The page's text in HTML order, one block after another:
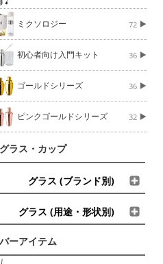
ミクソロジー 72
初心者向け入門キット 36
ゴールドシリーズ 36
ピンクゴールドシリーズ 32
グラス・カップ
グラス (ブランド別)
グラス (用途・形状別)
バーアイテム